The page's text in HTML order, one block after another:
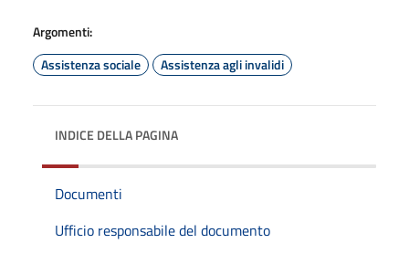
Argomenti:
Assistenza sociale
Assistenza agli invalidi
INDICE DELLA PAGINA
Documenti
Ufficio responsabile del documento